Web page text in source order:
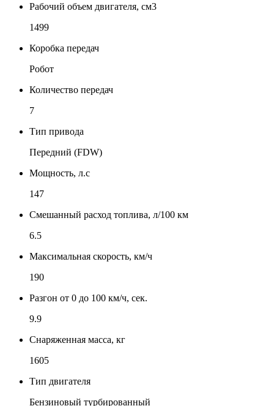
Рабочий объем двигателя, см3
1499
Коробка передач
Робот
Количество передач
7
Тип привода
Передний (FDW)
Мощность, л.с
147
Смешанный расход топлива, л/100 км
6.5
Максимальная скорость, км/ч
190
Разгон от 0 до 100 км/ч, сек.
9.9
Снаряженная масса, кг
1605
Тип двигателя
Бензиновый турбированный